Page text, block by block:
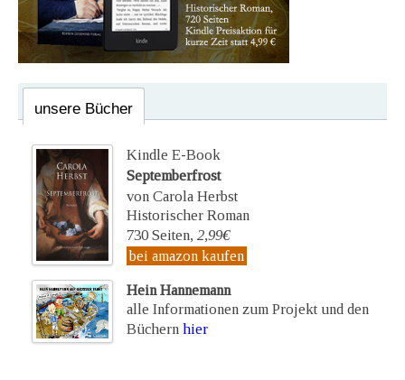
unsere Bücher
Kindle E-Book
Septemberfrost
von Carola Herbst
Historischer Roman
730 Seiten, 2,99€
bei amazon kaufen
Hein Hannemann
alle Informationen zum Projekt und den
Büchern hier